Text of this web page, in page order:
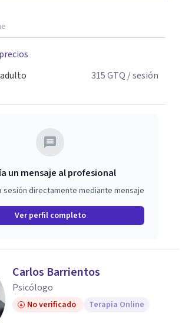
315GTQ / sesión
un mensaje al profesional
sesión directamente mediante mensaje
Ver perfil completo
Carlos Barrientos
Psicólogo
No verificado Terapia Online